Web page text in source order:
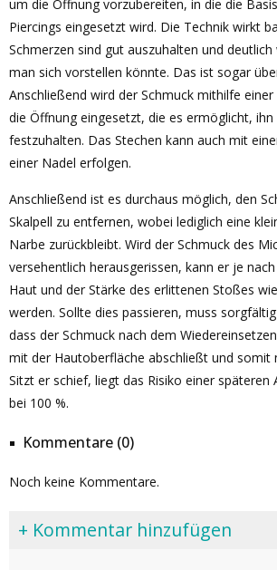
um die Öffnung vorzubereiten, in die die
Piercings eingesetzt wird. Die Technik wirkt
Schmerzen sind gut auszuhalten und
man sich vorstellen könnte. Das ist sogar
Anschließend wird der Schmuck mithilfe
die Öffnung eingesetzt, die es ermöglicht, ihn
festzuhalten. Das Stechen kann auch mit
einer Nadel erfolgen.
Anschließend ist es durchaus möglich, den
Skalpell zu entfernen, wobei lediglich eine
Narbe zurückbleibt. Wird der Schmuck des
versehentlich herausgerissen, kann er je
Haut und der Stärke des erlittenen Stoßes
werden. Sollte dies passieren, muss
dass der Schmuck nach dem
mit der Hautoberfläche abschließt und somit
Sitzt er schief, liegt das Risiko einer späteren
bei 100 %.
Kommentare (0)
Noch keine Kommentare.
+ Kommentar hinzufügen